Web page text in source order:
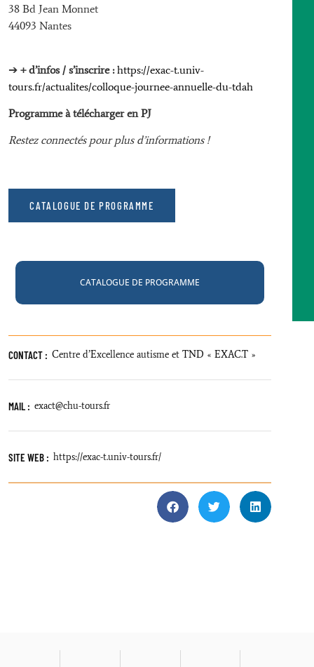
38 Bd Jean Monnet
44093 Nantes
➔ + d’infos / s’inscrire : https://exac-t.univ-
tours.fr/actualites/colloque-journee-annuelle-du-tdah
Programme à télécharger en PJ
Restez connectés pour plus d’informations !
CATALOGUE DE PROGRAMME
CATALOGUE DE PROGRAMME
CONTACT : Centre d’Excellence autisme et TND « EXAC.T »
MAIL : exact@chu-tours.fr
SITE WEB : https://exac-t.univ-tours.fr/